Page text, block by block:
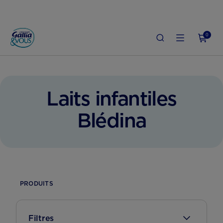
0
Laits infantiles
Blédina
PRODUITS
Filtres